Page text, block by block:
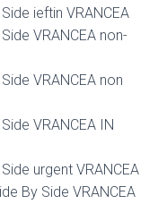
ieftin VRANCEA
VRANCEA non-
VRANCEA non
VRANCEA IN
urgent VRANCEA
By Side VRANCEA